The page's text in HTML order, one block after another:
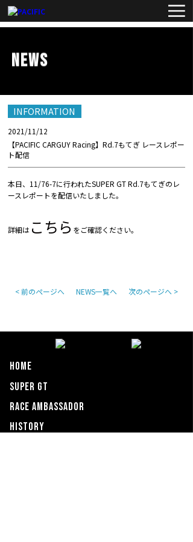
NEWS
INFORMATION
2021/11/12
【PACIFIC CARGUY Racing】Rd.7もてぎ レースレポー
ト配信
本日、11/76-7に行われたSUPER GT Rd.7もてぎのレ
ースレポートを配信いたしました。
詳細はこちら をご確認ください。
< 前のページへ NEWS一覧へ 次のページへ >
HOME
SUPER GT
RACE AMBASSADOR
HISTORY